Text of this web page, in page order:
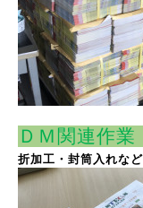
ＤＭ関連作業
折加工・封筒入れなど